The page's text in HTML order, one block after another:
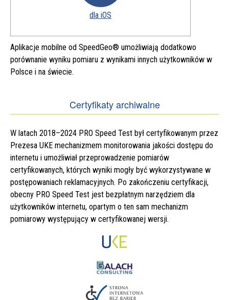
dla iOS
aplikację
Aplikacje mobilne od SpeedGeo® umożliwiają dodatkowo
porównanie wyniku pomiaru z wynikami innych użytkowników w
Polsce i na świecie.
Certyfikaty archiwalne
W latach 2018–2024 PRO Speed Test był certyfikowanym przez
Prezesa UKE mechanizmem monitorowania jakości dostępu do
internetu i umożliwiał przeprowadzenie pomiarów
certyfikowanych, których wyniki mogły być wykorzystywane w
postępowaniach reklamacyjnych. Po zakończeniu certyfikacji,
obecny PRO Speed Test jest bezpłatnym narzędziem dla
użytkowników internetu, opartym o ten sam mechanizm
pomiarowy występujący w certyfikowanej wersji.